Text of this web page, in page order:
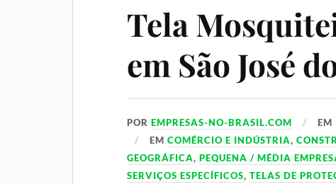
Tela
em São José
POREMPRESAS-NO-BRASIL.COM EM
EMCOMÉRCIO E INDÚSTRIA,
GEOGRÁFICA,PEQUENA / MÉDIA
SERVIÇOS ESPECÍFICOS,TELAS DE